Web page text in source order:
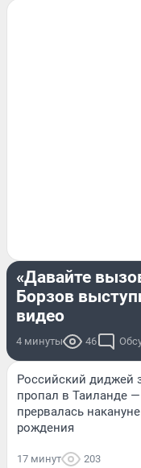
«Давайте
Борзов
видео
4 минуты 46
Российский диджей
пропал в Таиланде
прервалась
рождения
17 минут 203